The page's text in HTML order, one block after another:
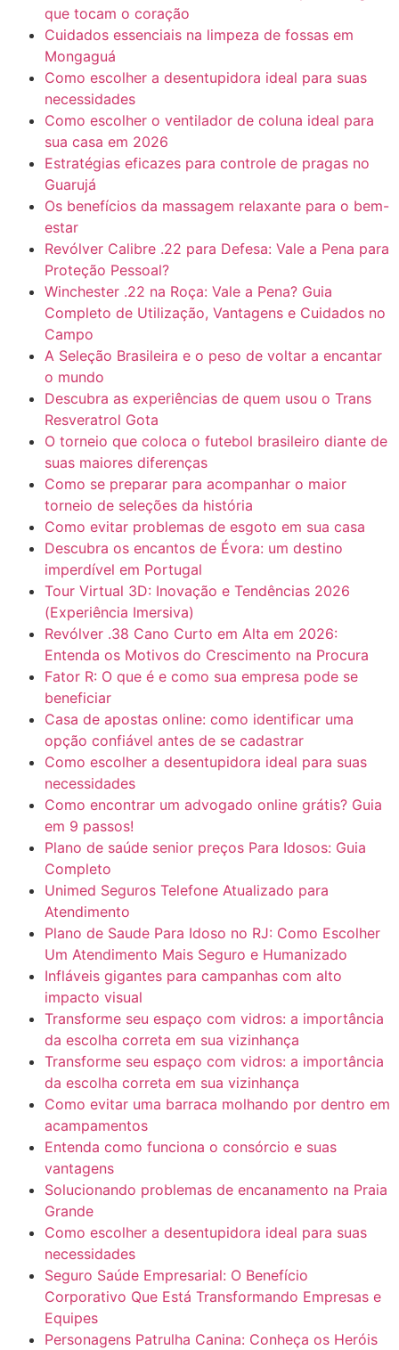
que tocam o coração
Cuidados essenciais na limpeza de fossas em
Mongaguá
Como escolher a desentupidora ideal para suas
necessidades
Como escolher o ventilador de coluna ideal para
sua casa em 2026
Estratégias eficazes para controle de pragas no
Guarujá
Os benefícios da massagem relaxante para o bem-
estar
Revólver Calibre .22 para Defesa: Vale a Pena para
Proteção Pessoal?
Winchester .22 na Roça: Vale a Pena? Guia
Completo de Utilização, Vantagens e Cuidados no
Campo
A Seleção Brasileira e o peso de voltar a encantar
o mundo
Descubra as experiências de quem usou o Trans
Resveratrol Gota
O torneio que coloca o futebol brasileiro diante de
suas maiores diferenças
Como se preparar para acompanhar o maior
torneio de seleções da história
Como evitar problemas de esgoto em sua casa
Descubra os encantos de Évora: um destino
imperdível em Portugal
Tour Virtual 3D: Inovação e Tendências 2026
(Experiência Imersiva)
Revólver .38 Cano Curto em Alta em 2026:
Entenda os Motivos do Crescimento na Procura
Fator R: O que é e como sua empresa pode se
beneficiar
Casa de apostas online: como identificar uma
opção confiável antes de se cadastrar
Como escolher a desentupidora ideal para suas
necessidades
Como encontrar um advogado online grátis? Guia
em 9 passos!
Plano de saúde senior preços Para Idosos: Guia
Completo
Unimed Seguros Telefone Atualizado para
Atendimento
Plano de Saude Para Idoso no RJ: Como Escolher
Um Atendimento Mais Seguro e Humanizado
Infláveis gigantes para campanhas com alto
impacto visual
Transforme seu espaço com vidros: a importância
da escolha correta em sua vizinhança
Transforme seu espaço com vidros: a importância
da escolha correta em sua vizinhança
Como evitar uma barraca molhando por dentro em
acampamentos
Entenda como funciona o consórcio e suas
vantagens
Solucionando problemas de encanamento na Praia
Grande
Como escolher a desentupidora ideal para suas
necessidades
Seguro Saúde Empresarial: O Benefício
Corporativo Que Está Transformando Empresas e
Equipes
Personagens Patrulha Canina: Conheça os Heróis